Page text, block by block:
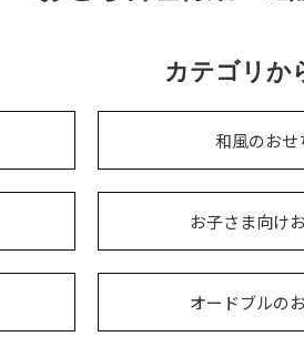
カテゴリか
和風のおせ
お子さま向け
オードブルの